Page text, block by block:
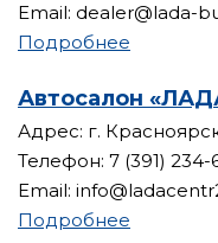
Email: dealer@lada-
Подробнее
Автосалон
Адрес: г.
Телефон: 7 (391)
Email:
Подробнее